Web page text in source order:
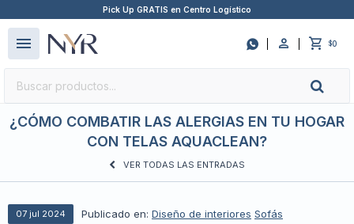
Pick Up GRATIS en Centro Logístico
 $0
menu
¿CÓMO COMBATIR LAS ALERGIAS EN TU HOGAR
CON TELAS AQUACLEAN?
VER TODAS LAS ENTRADAS
07 jul 2024 Publicado en: Diseño de interiores Sofás
close